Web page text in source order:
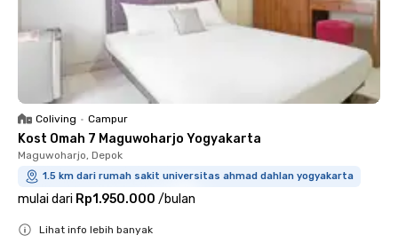
Coliving • Campur
Kost Omah 7 Maguwoharjo Yogyakarta
Maguwoharjo, Depok
1.5 km dari rumah sakit universitas ahmad dahlan yogyakarta
mulai dari Rp1.950.000 /bulan
Lihat info lebih banyak